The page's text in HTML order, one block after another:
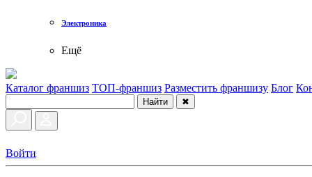
Электроника
Ещё
Каталог франшиз ТОП-франшиз Разместить франшизу Блог
Найти ✖
Войти